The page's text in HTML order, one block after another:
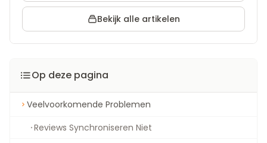
Bekijk alle artikelen
Op deze pagina
Veelvoorkomende Problemen
Reviews Synchroniseren Niet